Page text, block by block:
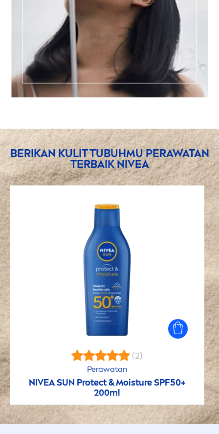
BERIKAN KULIT TUBUHMU PERAWATAN
TERBAIKNIVEA
(2)
Perawatan
NIVEA SUN Protect& Moisture SPF50+
200ml